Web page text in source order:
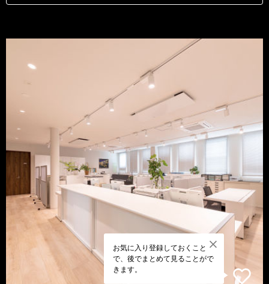
お気に入り登録しておくこと
で、後でまとめて見ることがで
きます。